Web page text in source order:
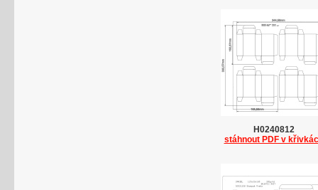
H0240812
stáhnout PDF v